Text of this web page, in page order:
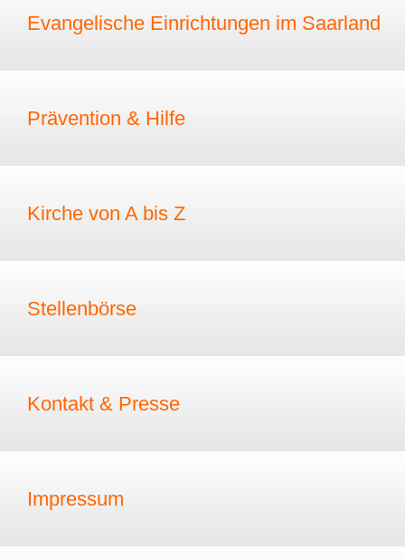
Evangelische Einrichtungen im Saarland
Prävention & Hilfe
Kirche von A bis Z
Stellenbörse
Kontakt & Presse
Impressum